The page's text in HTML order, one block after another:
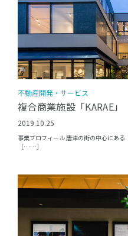
不動産開発・サービス
複合商業施設「KARAE」
2019.10.25
事業プロフィール 唐津の街の中心にある
［……］